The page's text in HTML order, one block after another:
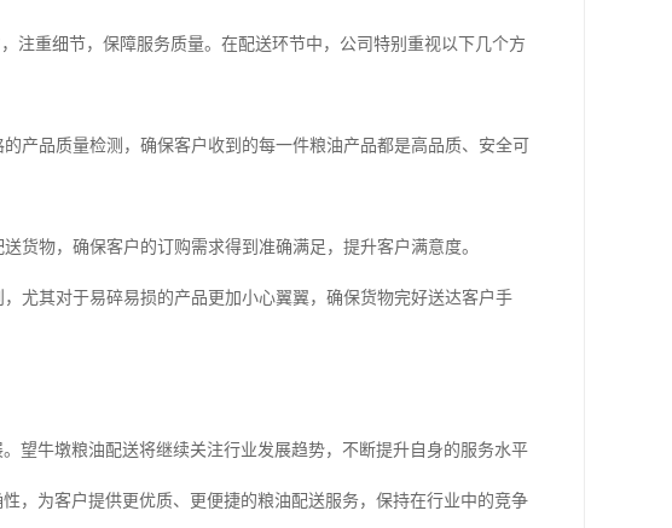
注重细节，保障服务质量。在配送环节中，公司特别重视以下几个方
产品质量检测，确保客户收到的每一件粮油产品都是高品质、安全可
货物，确保客户的订购需求得到准确满足，提升客户满意度。
尤其对于易碎易损的产品更加小心翼翼，确保货物完好送达客户手
望牛墩粮油配送将继续关注行业发展趋势，不断提升自身的服务水平
，为客户提供更优质、更便捷的粮油配送服务，保持在行业中的竞争